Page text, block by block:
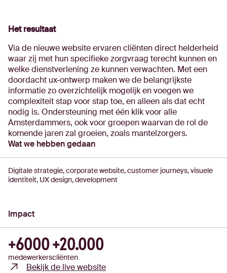
Het resultaat
Via de nieuwe website ervaren cliënten direct helderheid
waar zij met hun specifieke zorgvraag terecht kunnen en
welke dienstverlening ze kunnen verwachten. Met een
doordacht ux-ontwerp maken we de belangrijkste
informatie zo overzichtelijk mogelijk en voegen we
complexiteit stap voor stap toe, en alleen als dat echt
nodig is. Ondersteuning met één klik voor alle
Amsterdammers, ook voor groepen waarvan de rol de
komende jaren zal groeien, zoals mantelzorgers.
Wat we hebben gedaan
Digitale strategie, corporate website, customer journeys, visuele
identiteit, UX design, development
Impact
+6000
medewerkers
+20.000
cliënten
Bekijk de live website